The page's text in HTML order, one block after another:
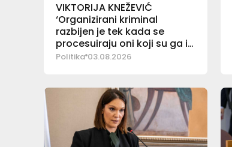
VIKTORIJA KNEŽEVIĆ
‘Organizirani kriminal
razbijen je tek kada se
procesuiraju oni koji su ga iz
sustava štitili’
Politika 03.08.2026